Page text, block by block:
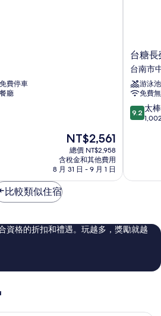
免費停車
餐廳
現
在
價
格
為
NT$2,561
總價 NT$2,958
含稅金和其他費用
8 月 31 日 - 9 月 1 日
台
糖
長
榮
酒
店
(台
心
台糖
台南市
游泳池
免費
9.2
分，
棒
評
論
9.2 太
比較類似住宿
資格的折扣和禮遇。玩越多，獎勵就越